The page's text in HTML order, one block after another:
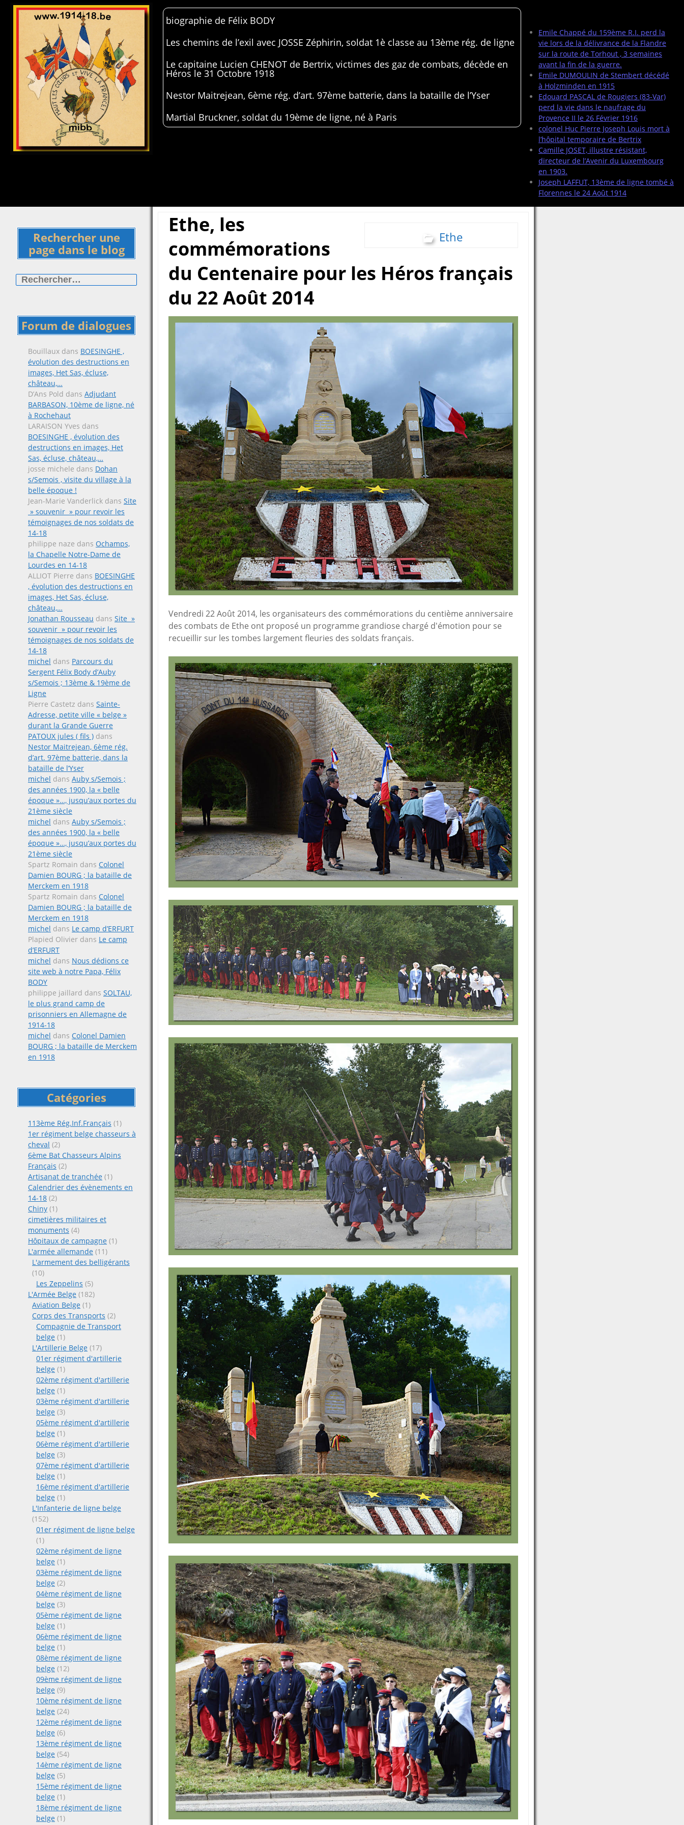
Emile Chappé du 159ème R.I. perd la
vie lors de la délivrance de la Flandre
sur la route de Torhout , 3 semaines
avant la fin de la guerre.
Emile DUMOULIN de Stembert décédé
à Holzminden en 1915
Edouard PASCAL de Rougiers (83-Var)
perd la vie dans le naufrage du
Provence II le 26 Février 1916
colonel Huc Pierre Joseph Louis mort à
l’hôpital temporaire de Bertrix
Camille JOSET, illustre résistant,
directeur de l’Avenir du Luxembourg
en 1903.
Joseph LAFFUT, 13ème de ligne tombé à
Florennes le 24 Août 1914
biographie de Félix BODY
Les chemins de l’exil avec JOSSE Zéphirin, soldat 1è classe au 13ème rég. de ligne
Le capitaine Lucien CHENOT de Bertrix, victimes des gaz de combats, décède en
Héros le 31 Octobre 1918
Nestor Maitrejean, 6ème rég. d’art. 97ème batterie, dans la bataille de l’Yser
Martial Bruckner, soldat du 19ème de ligne, né à Paris
Rechercher une
page dans le blog
Forum de dialogues
Bouillaux dans BOESINGHE ,
évolution des destructions en
images, Het Sas, écluse,
château,…
D’Ans Pold dans Adjudant
BARBASON, 10ème de ligne, né
à Rochehaut
LARAISON Yves dans
BOESINGHE , évolution des
destructions en images, Het
Sas, écluse, château,…
josse michele dans Dohan
s/Semois , visite du village à la
belle époque !
Jean-Marie Vanderlick dans Site
» souvenir » pour revoir les
témoignages de nos soldats de
14-18
philippe naze dans Ochamps,
la Chapelle Notre-Dame de
Lourdes en 14-18
ALLIOT Pierre dans BOESINGHE
, évolution des destructions en
images, Het Sas, écluse,
château,…
Jonathan Rousseau dans Site »
souvenir » pour revoir les
témoignages de nos soldats de
14-18
michel dans Parcours du
Sergent Félix Body d’Auby
s/Semois ; 13ème & 19ème de
Ligne
Pierre Castetz dans Sainte-
Adresse, petite ville « belge »
durant la Grande Guerre
PATOUX jules ( fils ) dans
Nestor Maitrejean, 6ème rég.
d’art. 97ème batterie, dans la
bataille de l’Yser
michel dans Auby s/Semois ;
des années 1900, la « belle
époque »…, jusqu’aux portes du
21ème siècle
michel dans Auby s/Semois ;
des années 1900, la « belle
époque »…, jusqu’aux portes du
21ème siècle
Spartz Romain dans Colonel
Damien BOURG ; la bataille de
Merckem en 1918
Spartz Romain dans Colonel
Damien BOURG ; la bataille de
Merckem en 1918
michel dans Le camp d’ERFURT
Plapied Olivier dans Le camp
d’ERFURT
michel dans Nous dédions ce
site web à notre Papa, Félix
BODY
philippe jaillard dans SOLTAU,
le plus grand camp de
prisonniers en Allemagne de
1914-18
michel dans Colonel Damien
BOURG ; la bataille de Merckem
en 1918
Catégories
113ème Rég.Inf.Français (1)
1er régiment belge chasseurs à
cheval (2)
6ème Bat Chasseurs Alpins
Français (2)
Artisanat de tranchée (1)
Calendrier des évènements en
14-18 (2)
Chiny (1)
cimetières militaires et
monuments (4)
Hôpitaux de campagne (1)
L'armée allemande (11)
L'armement des belligérants
(10)
Les Zeppelins (5)
L'Armée Belge (182)
Aviation Belge (1)
Corps des Transports (2)
Compagnie de Transport
belge (1)
L'Artillerie Belge (17)
01er régiment d'artillerie
belge (1)
02ème régiment d'artillerie
belge (1)
03ème régiment d'artillerie
belge (3)
05ème régiment d'artillerie
belge (1)
06ème régiment d'artillerie
belge (3)
07ème régiment d'artillerie
belge (1)
16ème régiment d'artillerie
belge (1)
L'Infanterie de ligne belge
(152)
01er régiment de ligne belge
(1)
02ème régiment de ligne
belge (1)
03ème régiment de ligne
belge (2)
04ème régiment de ligne
belge (3)
05ème régiment de ligne
belge (1)
06ème régiment de ligne
belge (1)
08ème régiment de ligne
belge (12)
09ème régiment de ligne
belge (9)
10ème régiment de ligne
belge (24)
12ème régiment de ligne
belge (6)
13ème régiment de ligne
belge (54)
14ème régiment de ligne
belge (5)
15ème régiment de ligne
belge (1)
18ème régiment de ligne
belge (1)
Ethe
Ethe, les
commémorations
du Centenaire pour les Héros français
du 22 Août 2014
Vendredi 22 Août 2014, les organisateurs des commémorations du centième anniversaire
des combats de Ethe ont proposé un programme grandiose chargé d'émotion pour se
recueillir sur les tombes largement fleuries des soldats français.